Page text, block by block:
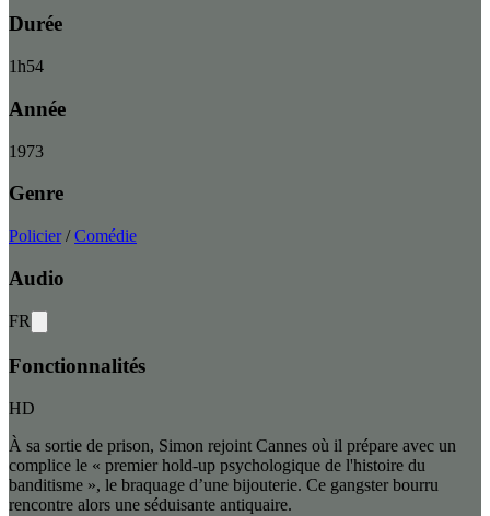
Durée
1h54
Année
1973
Genre
Policier /Comédie
Audio
FR
Fonctionnalités
HD
À sa sortie de prison, Simon rejoint Cannes où il prépare avec un
complice le « premier hold-up psychologique de l'histoire du
banditisme », le braquage d’une bijouterie. Ce gangster bourru
rencontre alors une séduisante antiquaire.